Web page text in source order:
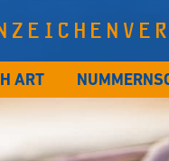
ART